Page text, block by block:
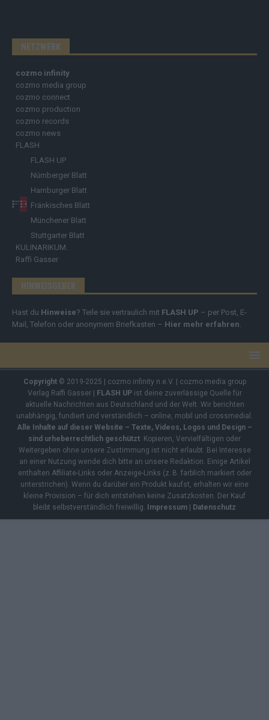
NETZWERK
cozmo infinity
cozmo media group
cozmo connect
cozmo production
cozmo records
cozmo news
FLASH
FLASH UP
Nürnberger Blatt
Hamburger Blatt
Fränkisches Blatt
Münchener Blatt
Stuttgarter Blatt
KULINARIKUM.
Raffi Gasser
HINWEISGEBER
Hast du Hinweise? Teile sie vertraulich mit FLASH UP – per Post, E-
Mail, Telefon oder anonymem Briefkasten – Hier mehr erfahren
Copyright© 2019-2025 | cozmo infinity n.e.V. | cozmo media group
Verlag Raffi Gasser |
FLASH UPist deine zuverlässige Quelle für
aktuelle Nachrichten aus Deutschland und der Welt. Wir berichten
unabhängig, fundiert und verständlich – online, mobil und crossmedial.
Alle Inhalte auf dieser Website – Texte, Videos, Logos und Design –
sind urheberrechtlich geschützt. Kopieren, Vervielfältigen oder
Weitergeben ohne unsere Zustimmung ist nicht erlaubt. Bei Interesse
an einer Nutzung wende dich bitte an unsere Redaktion. Einige Artikel
enthalten Affiliate-Links oder Anzeige-Links (z. B. farblich markiert oder
unterstrichen). Wenn du darüber ein Produkt kaufst, erhalten wir eine
kleine Provision – für dich entstehen keine Zusatzkosten. Der Kauf
bleibt selbstverständlich freiwillig.
Impressum Datenschutz